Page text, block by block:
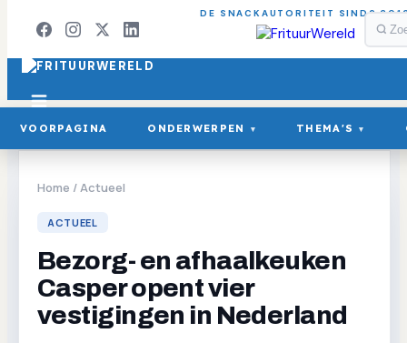
DE SNACKAUTORITEIT SINDS
VOORPAGINA ONDERWERPEN ▾ THEMA'S ▾
Home /Actueel
ACTUEEL
Bezorg- en afhaalkeuken
Casper opent vier
vestigingen in Nederland